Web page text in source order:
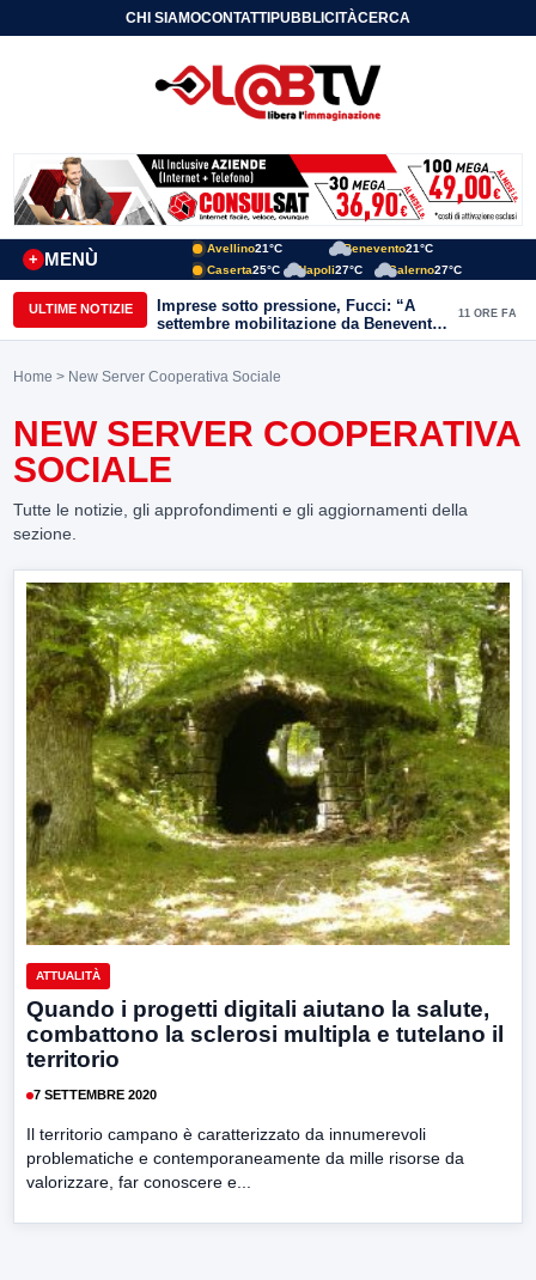
CHI SIAMOCONTATTIPUBBLICITÀCERCA
MENÙ
+
Avellino21°C Benevento21°C
Caserta25°C Napoli27°C Salerno27°C
ULTIME NOTIZIE
Imprese sotto pressione, Fucci: “A
settembre mobilitazione da Benevento
e Avellino”
11 ORE FA
Home > New Server Cooperativa Sociale
NEW SERVER COOPERATIVA
SOCIALE
Tutte le notizie, gli approfondimenti e gli aggiornamenti della
sezione.
ATTUALITÀ
Quando i progetti digitali aiutano la salute,
combattono la sclerosi multipla e tutelano il
territorio
7 SETTEMBRE 2020
Il territorio campano è caratterizzato da innumerevoli
problematiche e contemporaneamente da mille risorse da
valorizzare, far conoscere e...